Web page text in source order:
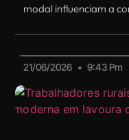
modal influenciam a
21/06/2026 9:43 Pm